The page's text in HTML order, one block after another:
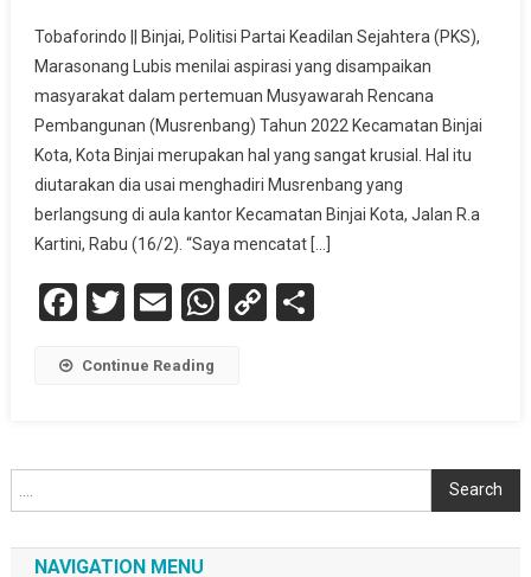
Tobaforindo || Binjai, Politisi Partai Keadilan Sejahtera (PKS),
Marasonang Lubis menilai aspirasi yang disampaikan
masyarakat dalam pertemuan Musyawarah Rencana
Pembangunan (Musrenbang) Tahun 2022 Kecamatan Binjai
Kota, Kota Binjai merupakan hal yang sangat krusial. Hal itu
diutarakan dia usai menghadiri Musrenbang yang
berlangsung di aula kantor Kecamatan Binjai Kota, Jalan R.a
Kartini, Rabu (16/2). “Saya mencatat […]
Facebook
Twitter
EmailWhatsApp
CopyShare
Continue Reading
Search
NAVIGATION MENU